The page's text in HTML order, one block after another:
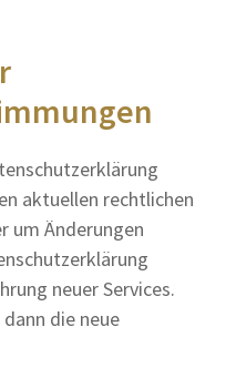
aktuellen rechtlichen
um Änderungen
neuer Services.
die neue